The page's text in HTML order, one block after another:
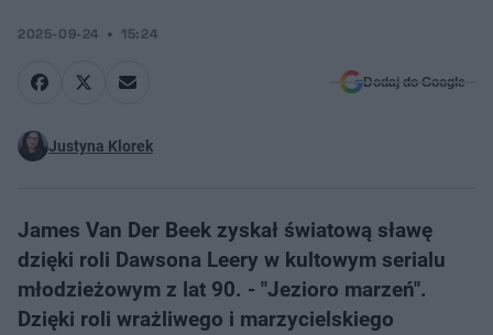
2025-09-24 15:24
Dodaj do Google
Justyna Klorek
James Van Der Beek zyskał światową sławę
dzięki roli Dawsona Leery w kultowym serialu
młodzieżowym z lat 90. - "Jezioro marzeń".
Dzięki roli wrażliwego i marzycielskiego